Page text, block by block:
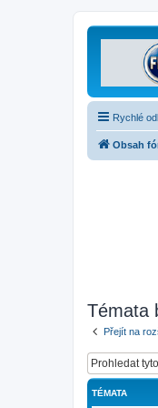
Rychlé
Obsah
Témata
Přejít na
TÉMATA